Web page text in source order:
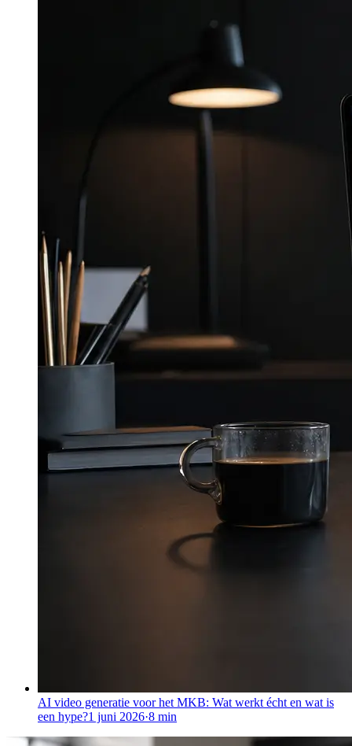
AI video generatie voor het MKB: Wat werkt écht en wat is
een hype?1 juni 2026·8 min